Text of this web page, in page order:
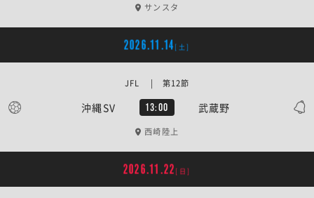
サンスタ
2026.11.14 [土]
沖縄SV 13:00 武蔵野
JFL | 第12節
西崎陸上
2026.11.22 [日]